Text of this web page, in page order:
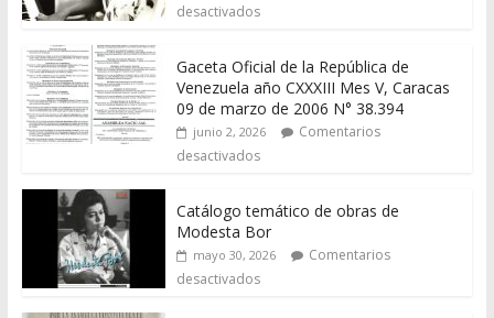
desactivados
Gaceta Oficial de la República de
Venezuela año CXXXIII Mes V, Caracas
09 de marzo de 2006 N° 38.394
junio 2, 2026
Comentarios
desactivados
Catálogo temático de obras de
Modesta Bor
mayo 30, 2026
Comentarios
desactivados